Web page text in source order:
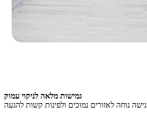
גמישות מלאה לניקוי עמוק
גישה נוחה לאזורים נמוכים ולפינות קשות להגעה